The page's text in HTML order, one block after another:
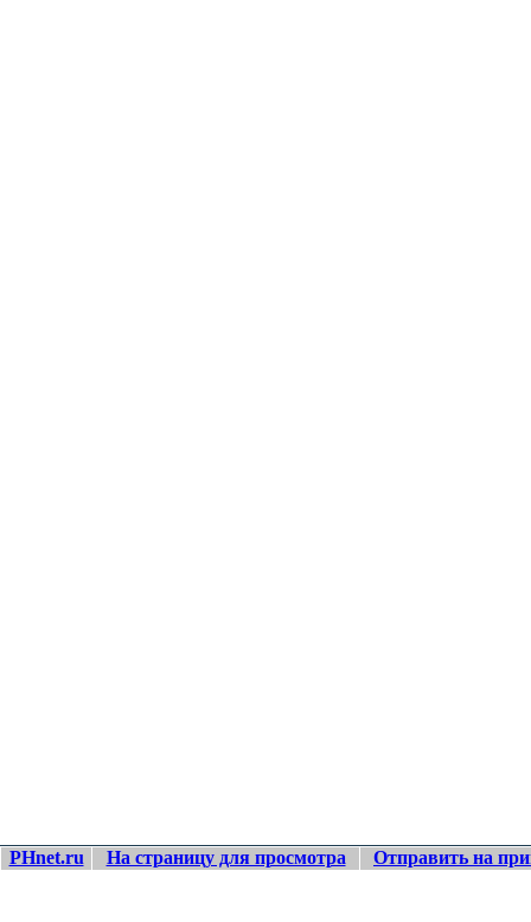
PHnet.ru На страницу для просмотра Отправить на